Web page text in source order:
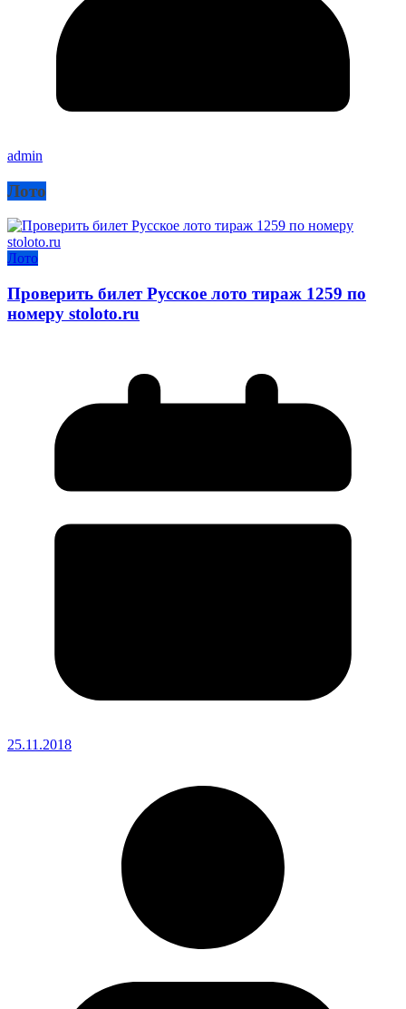
admin
Лото
Лото
Проверить билет Русское лото тираж 1259 по
номеру stoloto.ru
25.11.2018